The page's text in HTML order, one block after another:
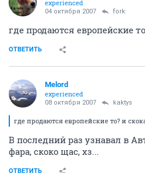
experienced
04 октября 2007 fork
где продаются европейские
ОТВЕТИТЬ
Melord
experienced
08 октября 2007 kaktys
где продаются европейские то? и
В последний раз узнавал в
фара, скоко щас, хз...
ОТВЕТИТЬ